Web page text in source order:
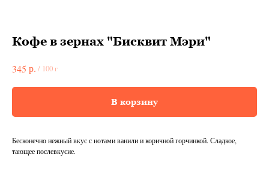
Кофе в зернах "Бисквит Мэри"
345 р. / 100 г
В корзину
Бесконечно нежный вкус с нотами ванили и коричной горчинкой. Сладкое,
тающее послевкусие.